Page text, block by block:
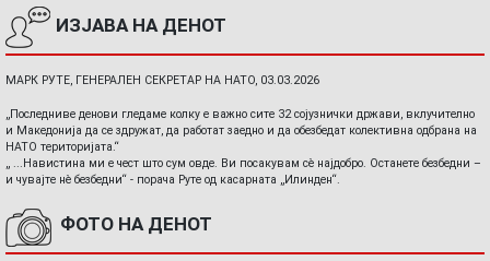
ИЗЈАВА НА ДЕНОТ
МАРК РУТЕ, ГЕНЕРАЛЕН СЕКРЕТАР НА НАТО, 03.03.2026
„Последниве денови гледаме колку е важно сите 32 сојузнички држави, вклучително
и Македонија да се здружат, да работат заедно и да обезбедат колективна одбрана на
НАТО територијата.“
„ ...Навистина ми е чест што сум овде. Ви посакувам сè најдобро. Останете безбедни –
и чувајте нè безбедни“ - порача Руте од касарната „Илинден“.
ФОТО НА ДЕНОТ